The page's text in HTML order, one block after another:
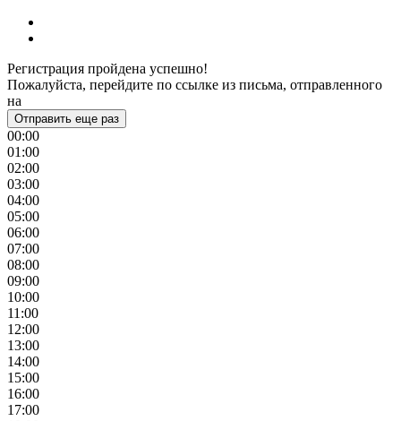
Регистрация пройдена успешно!
Пожалуйста, перейдите по ссылке из письма, отправленного
на
Отправить еще раз
00:00
01:00
02:00
03:00
04:00
05:00
06:00
07:00
08:00
09:00
10:00
11:00
12:00
13:00
14:00
15:00
16:00
17:00